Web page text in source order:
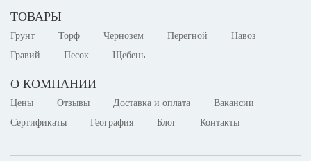
ТОВАРЫ
Грунт Торф Чернозем Перегной
Навоз
Гравий
Песок Щебень
О КОМПАНИИ
Цены Отзывы Доставка и оплата
Вакансии
Сертификаты
География Блог Контакты